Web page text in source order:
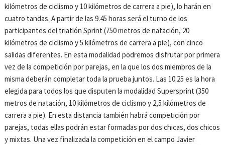
kilómetros de ciclismo y 10 kilómetros de carrera a pie), lo harán en
cuatro tandas. A partir de las 9.45 horas será el turno de los
participantes del triatlón Sprint (750 metros de natación, 20
kilómetros de ciclismo y 5 kilómetros de carrera a pie), con cinco
salidas diferentes. En esta modalidad podremos disfrutar por primera
vez de la competición por parejas, en la que los dos miembros de la
misma deberán completar toda la prueba juntos. Las 10.25 es la hora
elegida para todos los que disputen la modalidad Supersprint (350
metros de natación, 10 kilómetros de ciclismo y 2,5 kilómetros de
carrera a pie). En esta distancia también habrá competición por
parejas, todas ellas podrán estar formadas por dos chicas, dos chicos
y mixtas. Una vez finalizada la competición en el campo Javier